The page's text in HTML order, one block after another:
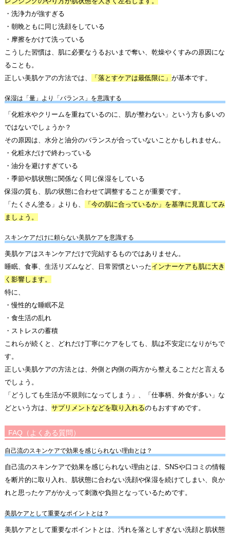
・洗浄力が強すぎる
・朝晩ともに同じ洗顔をしている
・摩擦をかけて洗っている
こうした習慣は、肌に必要なうるおいまで奪い、乾燥やくすみの原因にな
ることも。
正しい美肌ケアの方法では、
「落とすケアは最低限に」 が基本です。
保湿は「量」より「バランス」を意識する
「化粧水やクリームを重ねているのに、肌が整わない」という方も多いの
ではないでしょうか？
その原因は、水分と油分のバランスが合っていないことかもしれません。
・化粧水だけで終わっている
・油分を避けすぎている
・季節や肌状態に関係なく同じ保湿をしている
保湿の質も、肌の状態に合わせて調整することが重要です。
「たくさん塗る」よりも、
「今の肌に合っているか」を基準に見直してみ
ましょう。
スキンケアだけに頼らない美肌ケアを意識する
美肌ケアはスキンケアだけで完結するものではありません。
睡眠、食事、生活リズムなど、日常習慣といったインナーケアも肌に大き
く影響します。
特に、
・慢性的な睡眠不足
・食生活の乱れ
・ストレスの蓄積
これらが続くと、どれだけ丁寧にケアをしても、肌は不安定になりがちで
す。
正しい美肌ケアの方法とは、外側と内側の両方から整えることだと言える
でしょう。
「どうしても生活が不規則になってしまう」、「仕事柄、外食が多い」な
どという方は、 サプリメントなどを取り入れるのもおすすめです。
FAQ（よくある質問）
自己流のスキンケアで効果を感じられない理由とは？
自己流のスキンケアで効果を感じられない理由とは、SNSや口コミの情報
を断片的に取り入れ、肌状態に合わない洗顔や保湿を続けてしまい、良か
れと思ったケアがかえって刺激や負担となっているためです。
美肌ケアとして重要なポイントとは？
美肌ケアとして重要なポイントとは、汚れを落としすぎない洗顔と肌状態